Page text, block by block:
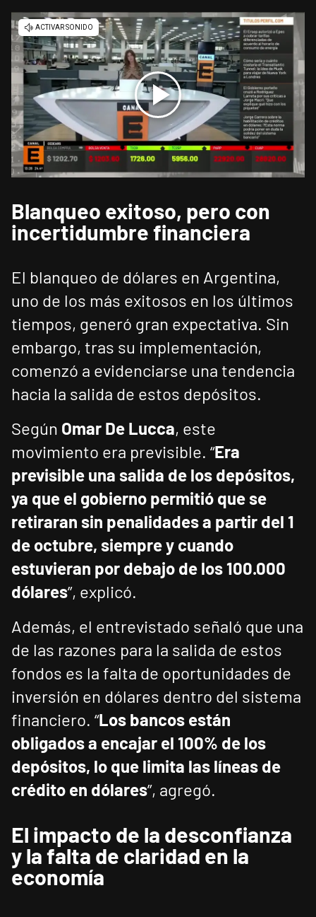
Blanqueo exitoso, pero con
incertidumbre financiera
El blanqueo de dólares en Argentina,
uno de los más exitosos en los últimos
tiempos, generó gran expectativa. Sin
embargo, tras su implementación,
comenzó a evidenciarse una tendencia
hacia la salida de estos depósitos.
Según Omar De Lucca, este
movimiento era previsible. “Era
previsible una salida de los depósitos,
ya que el gobierno permitió que se
retiraran sin penalidades a partir del 1
de octubre, siempre y cuando
estuvieran por debajo de los 100.000
dólares”, explicó.
Además, el entrevistado señaló que una
de las razones para la salida de estos
fondos es la falta de oportunidades de
inversión en dólares dentro del sistema
financiero. “Los bancos están
obligados a encajar el 100% de los
depósitos, lo que limita las líneas de
crédito en dólares”, agregó.
El impacto de la desconfianza
y la falta de claridad en la
economía